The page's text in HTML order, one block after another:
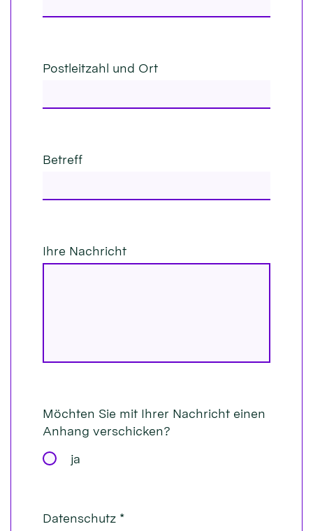
Postleitzahl und Ort
Betreff
Ihre Nachricht
Möchten Sie mit Ihrer Nachricht einen
Anhang verschicken?
ja
Datenschutz *